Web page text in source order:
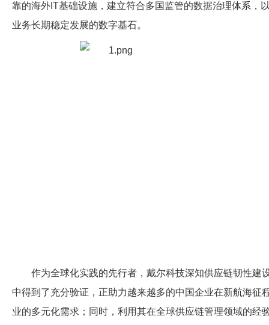
靠的海外IT基础设施，建立符合多国监管的数据治理体系
业务长期稳定发展的数字基石。
作为全球化实践的先行者，戴尔科技深知供应链韧性建
中得到了充分验证，正助力越来越多的中国企业在新航海
业的多元化需求；同时，利用其在全球供应链管理领域的